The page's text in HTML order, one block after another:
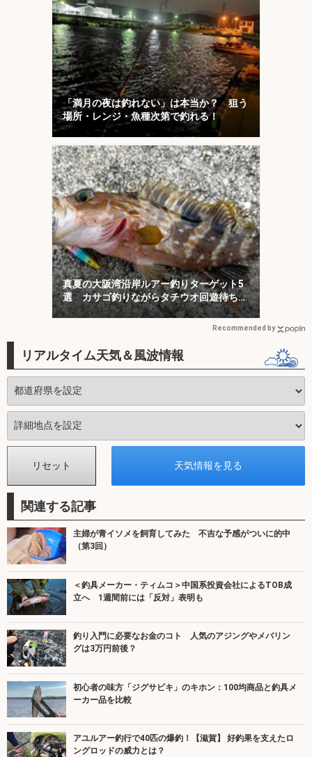
「満月の夜は釣れない」は本当か？ 狙う
場所・レンジ・魚種次第で釣れる！
真夏の大阪湾沿岸ルアー釣りターゲット5
選 カサゴ釣りながらタチウオ回遊待ちが
オススメ？
Recommended by
リアルタイム天気＆風波情報
関連する記事
主婦が青イソメを飼育してみた 不吉な予感がついに的中
（第3回）
＜釣具メーカー・ティムコ＞中国系投資会社によるTOB成
立へ 1週間前には「反対」表明も
釣り入門に必要なお金のコト 人気のアジングやメバリン
グは3万円前後？
初心者の味方「ジグサビキ」のキホン：100均商品と釣具メ
ーカー品を比較
アユルアー釣行で40匹の爆釣！【滋賀】 好釣果を支えたロ
ングロッドの威力とは？